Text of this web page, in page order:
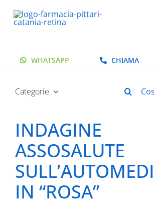
WHATSAPP CHIAMA
Categorie
Cerca
INDAGINE
ASSOSALUTE
IN “ROSA”